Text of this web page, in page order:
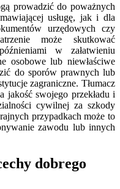
prowadzić do poważnych
usługę, jak i dla
urzędowych czy
może skutkować
w załatwieniu
osobowe lub niewłaściwe
do sporów prawnych lub
zagraniczne. Tłumacz
jakość swojego przekładu i
cywilnej za szkody
przypadkach może to
zawodu lub innych
dobrego